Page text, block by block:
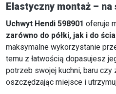
Elastyczny montaż – na
Uchwyt Hendi 598901 oferuje
zarówno do półki, jak i do
maksymalne wykorzystanie
temu z łatwością dopasujesz
potrzeb swojej kuchni, baru
oszczędzając miejsce i